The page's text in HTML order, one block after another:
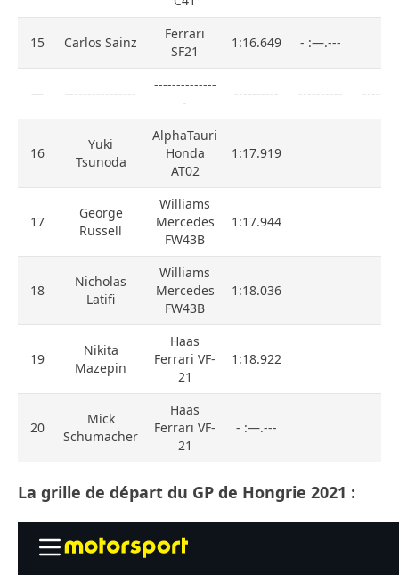
15 Carlos Sainz
Ferrari
SF21
1:16.649 - :—.---
— ----------------
--------------
-
---------- ----------
16
Yuki
Tsunoda
AlphaTauri
Honda
AT02
1:17.919
17
George
Russell
Williams
Mercedes
FW43B
1:17.944
18
Nicholas
Latifi
Williams
Mercedes
FW43B
1:18.036
19
Nikita
Mazepin
Haas
Ferrari VF-
21
1:18.922
20
Mick
Schumacher
Haas
Ferrari VF-
21
- :—.---
La grille de départ du GP de Hongrie 2021 :